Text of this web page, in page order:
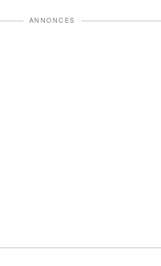
ANNONCES